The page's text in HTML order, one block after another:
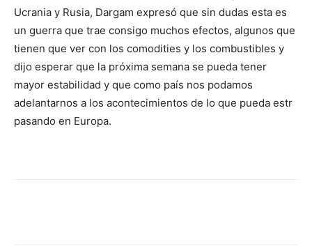
Ucrania y Rusia, Dargam expresó que sin dudas esta es
un guerra que trae consigo muchos efectos, algunos que
tienen que ver con los comodities y los combustibles y
dijo esperar que la próxima semana se pueda tener
mayor estabilidad y que como país nos podamos
adelantarnos a los acontecimientos de lo que pueda estr
pasando en Europa.